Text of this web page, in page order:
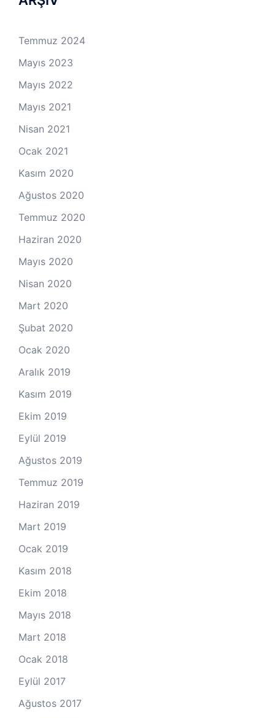
Temmuz 2024
Mayıs 2023
Mayıs 2022
Mayıs 2021
Nisan 2021
Ocak 2021
Kasım 2020
Ağustos 2020
Temmuz 2020
Haziran 2020
Mayıs 2020
Nisan 2020
Mart 2020
Şubat 2020
Ocak 2020
Aralık 2019
Kasım 2019
Ekim 2019
Eylül 2019
Ağustos 2019
Temmuz 2019
Haziran 2019
Mart 2019
Ocak 2019
Kasım 2018
Ekim 2018
Mayıs 2018
Mart 2018
Ocak 2018
Eylül 2017
Ağustos 2017